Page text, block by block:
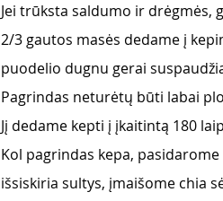
Jei trūksta saldumo ir drėgmės,
2/3 gautos masės dedame į
puodelio dugnu gerai
Pagrindas neturėtų būti labai
Jį dedame kepti į įkaitintą 180
Kol pagrindas kepa,
išsiskiria sultys, įmaišome chia